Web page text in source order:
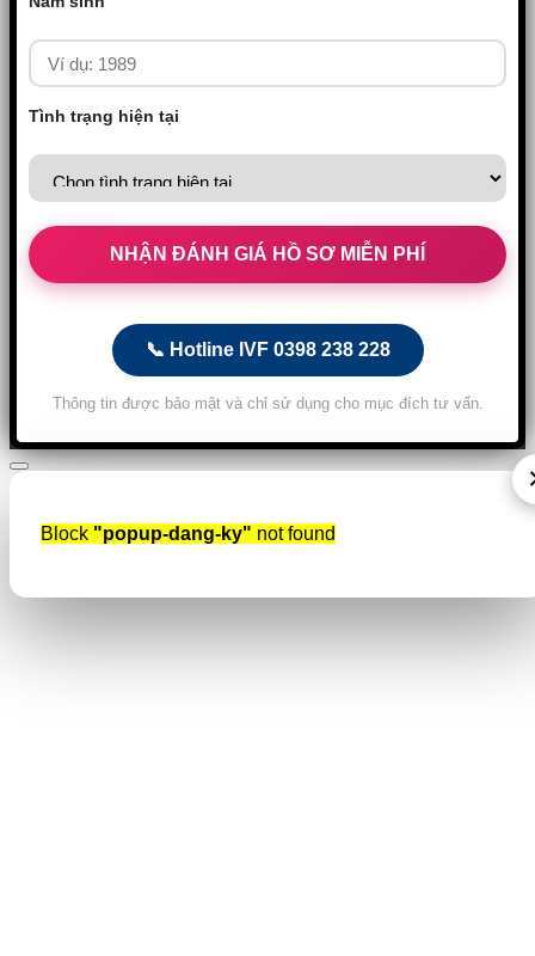
Tình trạng hiện tại
📞 Hotline IVF 0398 238 228
Thông tin được bảo mật và chỉ sử dụng cho mục đích tư vấn.
Block "popup-dang-ky" not found